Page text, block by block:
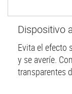
Dispositivo
Evita el efecto
y se averíe.
transparentes